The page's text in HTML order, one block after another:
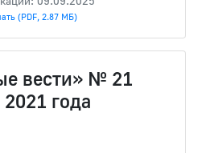
(PDF, 2.87 МБ)
вести» № 21
года